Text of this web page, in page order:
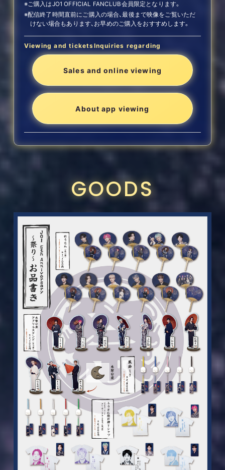
※ご購入はJO1 OFFICIAL FANCLUB会員限定となります。
※配信終了時間直前にご購入の場合、最後まで映像をご覧いただ
けない場合もあります、お早めのご購入をおすすめします。
Viewing and ticketsInquiries regarding
Sales and online viewing
About app viewing
GOODS